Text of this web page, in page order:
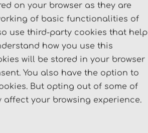
on your browser as they are
of basic functionalities of
use third-party cookies that help
how you use this
will be stored in your browser
You also have the option to
But opting out of some of
affect your browsing experience.